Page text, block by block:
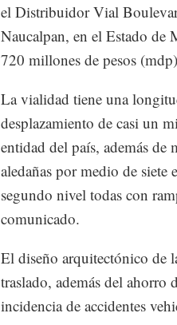
el Distribuidor Vial
Naucalpan, en el Estado de
720 millones de pesos
La vialidad tiene una
desplazamiento de casi un
entidad del país, además
aledañas por medio de
segundo nivel todas con
comunicado.
El diseño arquitectónico de
traslado, además del ahorro
incidencia de accidentes